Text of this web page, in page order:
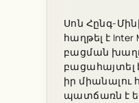
Սոն Հընգ-
հաղթել է Inter
բացման
բացահայտել
իր միանալու
պատճառն է